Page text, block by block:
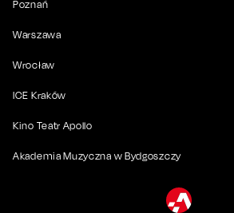
Poznań
Warszawa
Wrocław
ICE Kraków
Kino Teatr Apollo
Akademia Muzyczna w Bydgoszczy